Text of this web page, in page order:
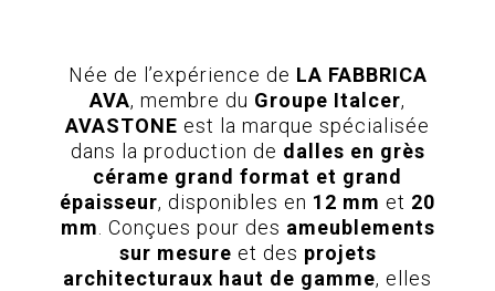
Née de l’expérience de LA FABBRICA
AVA, membre du Groupe Italcer,
AVASTONE est la marque spécialisée
dans la production de dalles en grès
cérame grand format et grand
épaisseur, disponibles en 12 mm et 20
mm . Conçues pour des ameublements
sur mesure et des projets
architecturaux haut de gamme, elles